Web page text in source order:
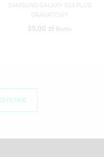
SAMSUNG GALAXY S24 PLUS
Kosmiczne Modern ST_IMK102
Lagoon